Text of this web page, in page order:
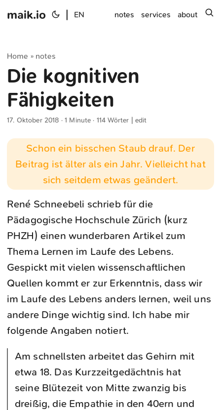
maik.io EN notes services about
Home » notes
Die kognitiven
Fähigkeiten
17. Oktober 2018 · 1 Minute · 114 Wörter | edit
Schon ein bisschen Staub drauf. Der
Beitrag ist älter als ein Jahr. Vielleicht hat
sich seitdem etwas geändert.
René Schneebeli schrieb für die
Pädagogische Hochschule Zürich (kurz
PHZH) einen wunderbaren Artikel zum
Thema Lernen im Laufe des Lebens.
Gespickt mit vielen wissenschaftlichen
Quellen kommt er zur Erkenntnis, dass wir
im Laufe des Lebens anders lernen, weil uns
andere Dinge wichtig sind. Ich habe mir
folgende Angaben notiert.
Am schnellsten arbeitet das Gehirn mit
etwa 18. Das Kurzzeitgedächtnis hat
seine Blütezeit von Mitte zwanzig bis
dreißig, die Empathie in den 40ern und